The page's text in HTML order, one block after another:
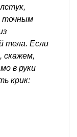
точным
тела. Если
скажем,
в руки
крик: